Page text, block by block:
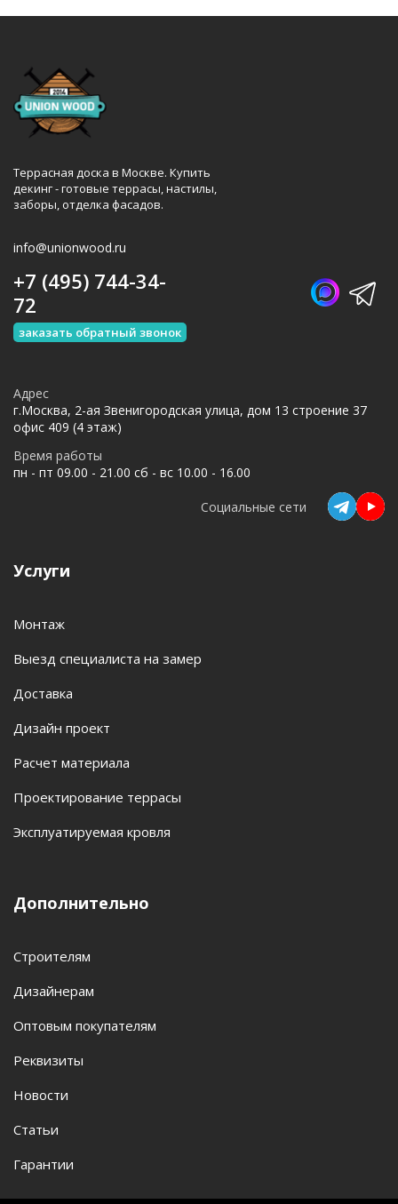
Террасная доска в Москве. Купить
декинг - готовые террасы, настилы,
заборы, отделка фасадов.
info@unionwood.ru
Услуги
Монтаж
Выезд специалиста на замер
Доставка
Дизайн проект
Расчет материала
Проектирование террасы
Эксплуатируемая кровля
Дополнительно
Строителям
Дизайнерам
Оптовым покупателям
Реквизиты
Новости
Статьи
Гарантии
+7 (495) 744-34-
72
заказать обратный звонок
Адрес
г.Москва, 2-ая Звенигородская улица, дом 13 строение 37
офис 409 (4 этаж)
Время работы
пн - пт 09.00 - 21.00 сб - вс 10.00 - 16.00
Социальные сети